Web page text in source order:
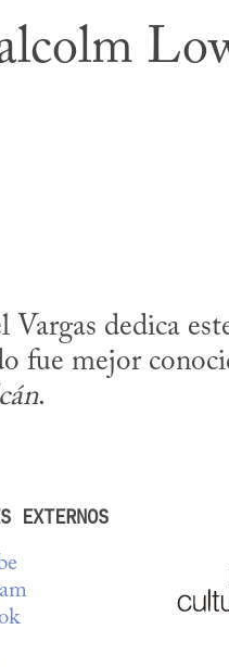
Vargas dedica
fue mejor
.
EXTERNOS